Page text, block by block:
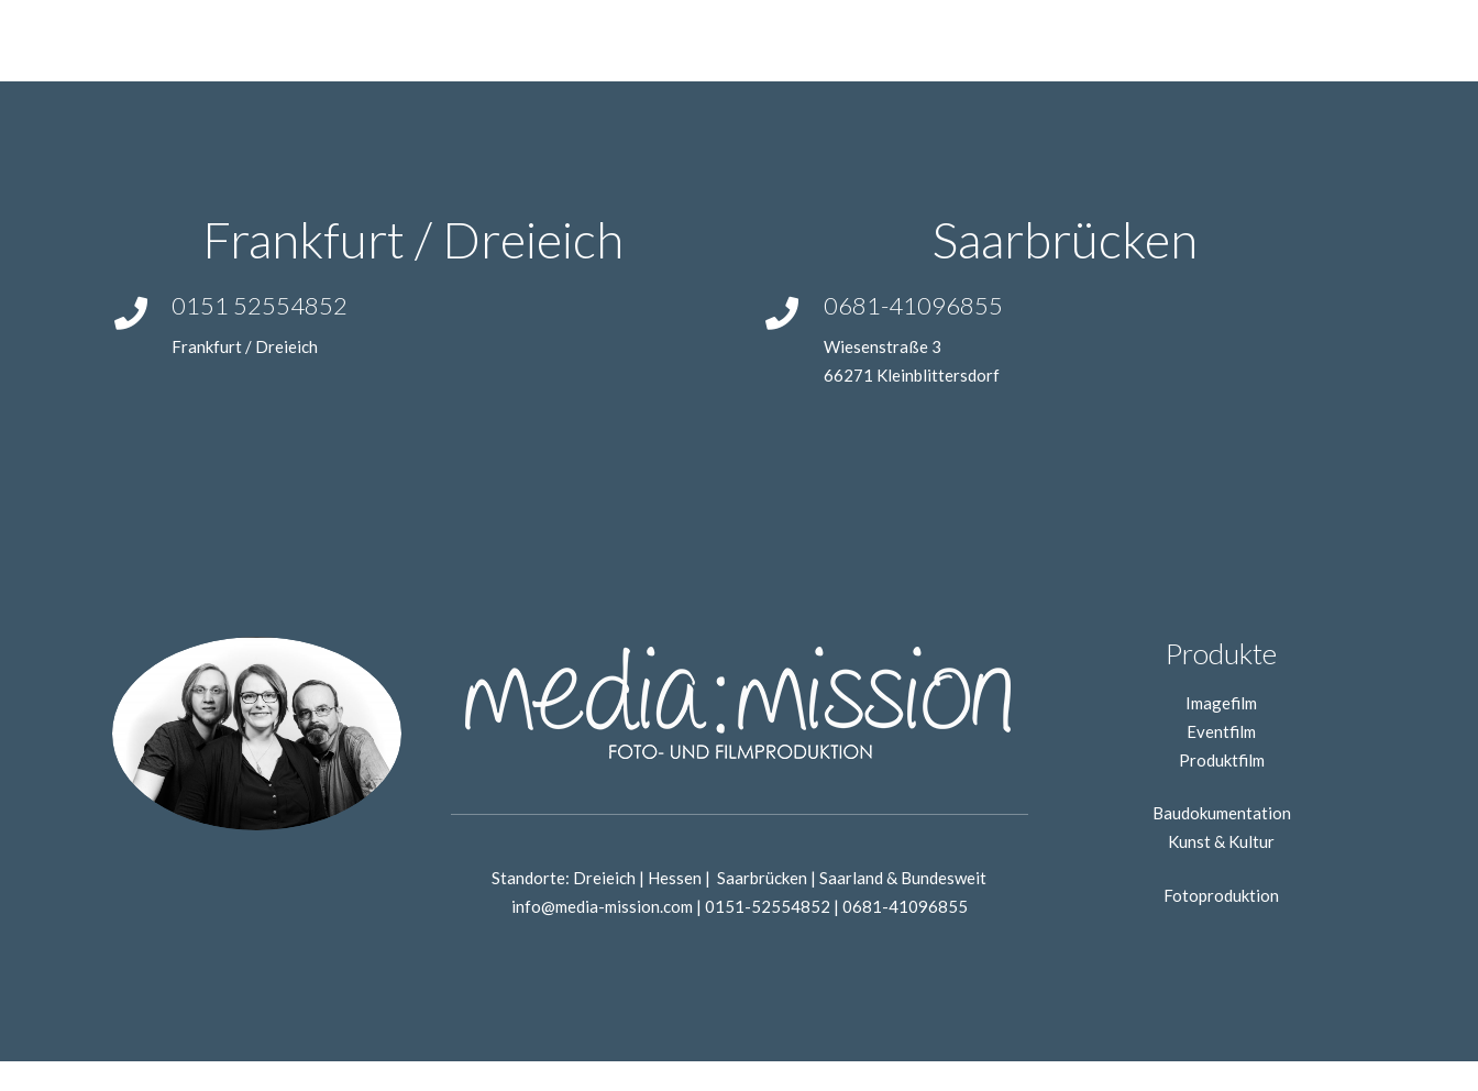
Frankfurt / Dreieich
0151 52554852
Frankfurt / Dreieich
Saarbrücken
0681-41096855
Wiesenstraße 3
66271 Kleinblittersdorf
Standorte: Dreieich | Hessen | Saarbrücken | Saarland & Bundesweit
info@media-mission.com | 0151-52554852 | 0681-41096855
Produkte
Imagefilm
Eventfilm
Produktfilm
Baudokumentation
Kunst & Kultur
Fotoproduktion